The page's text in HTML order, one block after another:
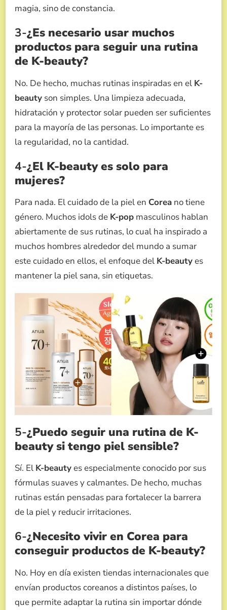
magia, sino de constancia.
3-¿Es necesario usar muchos
productos para seguir una rutina
de K-beauty?
No. De hecho, muchas rutinas inspiradas en el K-
beauty son simples. Una limpieza adecuada,
hidratación y protector solar pueden ser suficientes
para la mayoría de las personas. Lo importante es
la regularidad, no la cantidad.
4-¿El K-beauty es solo para
mujeres?
Para nada. El cuidado de la piel en Corea no tiene
género. Muchos idols de K-pop masculinos hablan
abiertamente de sus rutinas, lo cual ha inspirado a
muchos hombres alrededor del mundo a sumar
este cuidado en ellos, el enfoque del K-beautyes
mantener la piel sana, sin etiquetas.
5-¿Puedo seguir una rutina de K-
beauty si tengo piel sensible?
Sí. El K-beautyes especialmente conocido por sus
fórmulas suaves y calmantes. De hecho, muchas
rutinas están pensadas para fortalecer la barrera
de la piel y reducir irritaciones.
6-¿Necesito vivir en Corea para
conseguir productos de K-beauty?
No. Hoy en día existen tiendas internacionales que
envían productos coreanos a distintos países, lo
que permite adaptar la rutina sin importar dónde